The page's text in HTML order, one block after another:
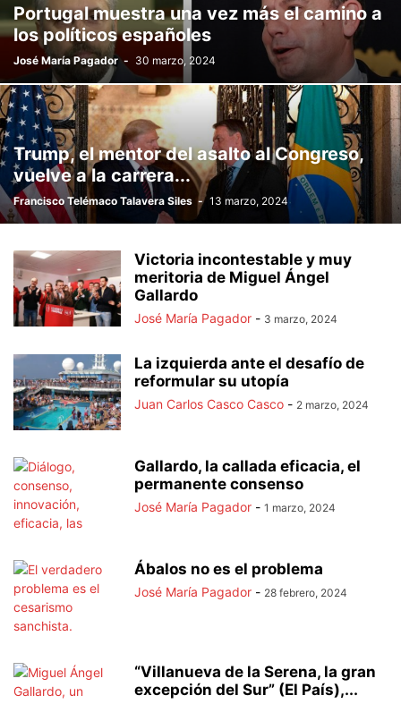
Portugal muestra una vez más el camino a
los políticos españoles
José María Pagador - 30 marzo, 2024
Trump, el mentor del asalto al Congreso,
vuelve a la carrera...
Francisco Telémaco Talavera Siles - 13 marzo, 2024
Victoria incontestable y muy
meritoria de Miguel Ángel
Gallardo
José María Pagador - 3 marzo, 2024
La izquierda ante el desafío de
reformular su utopía
Juan Carlos Casco Casco - 2 marzo, 2024
Gallardo, la callada eficacia, el
permanente consenso
José María Pagador - 1 marzo, 2024
Ábalos no es el problema
José María Pagador - 28 febrero, 2024
“Villanueva de la Serena, la gran
excepción del Sur” (El País),...